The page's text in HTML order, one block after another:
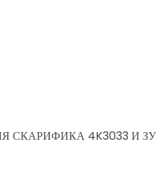
СКАРИФИКА 4K3033 И